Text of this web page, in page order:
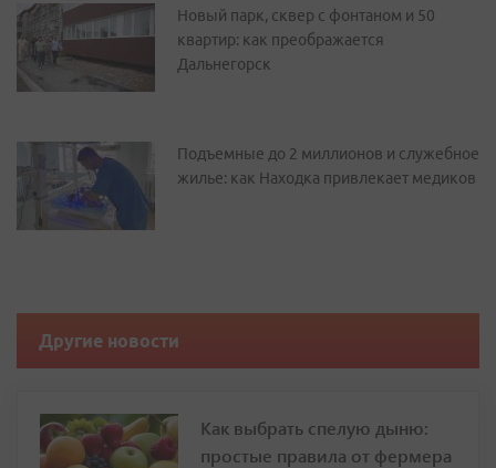
Новый парк, сквер с фонтаном и 50
квартир: как преображается
Дальнегорск
Подъемные до 2 миллионов и служебное
жилье: как Находка привлекает медиков
Другие новости
Как выбрать спелую дыню:
простые правила от фермера